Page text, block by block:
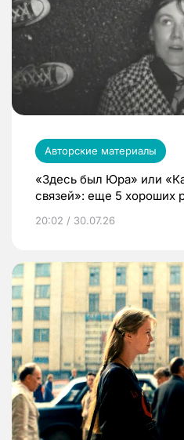
Авторские материалы
«Здесь был Юра» или
связей»: еще 5 хороших
20:02 / 30.07.26